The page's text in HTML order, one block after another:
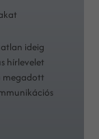
ideig
hírlevelet
megadott